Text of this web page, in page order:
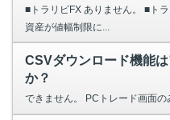
■トラリピFX ありません。 ■ト
資産が値幅制限に...
CSVダウンロード機能
か？
できません。 PCトレード画面の